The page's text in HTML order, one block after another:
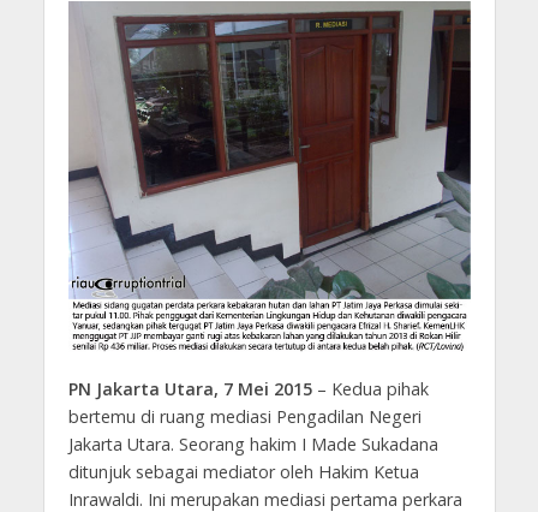
PN Jakarta Utara, 7 Mei 2015– Kedua pihak
bertemu di ruang mediasi Pengadilan Negeri
Jakarta Utara. Seorang hakim I Made Sukadana
ditunjuk sebagai mediator oleh Hakim Ketua
Inrawaldi. Ini merupakan mediasi pertama perkara